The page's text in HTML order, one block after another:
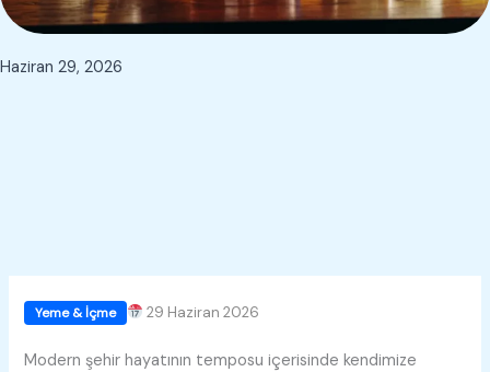
Haziran 29, 2026
Yeme & İçme 29 Haziran 2026
Modern şehir hayatının temposu içerisinde kendimize